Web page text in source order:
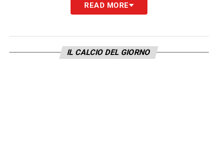
READ MORE
IL CALCIO DEL GIORNO